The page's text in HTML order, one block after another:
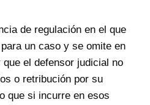
de regulación en el que
un caso y se omite en
el defensor judicial no
o retribución por su
que si incurre en esos